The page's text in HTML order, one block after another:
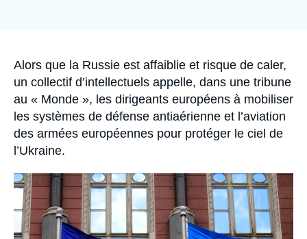
Accroche
Alors que la Russie est affaiblie et risque de caler,
un collectif d’intellectuels appelle, dans une tribune
au « Monde », les dirigeants européens à mobiliser
les systèmes de défense antiaérienne et l’aviation
des armées européennes pour protéger le ciel de
l’Ukraine.
Image
principale
médiatique